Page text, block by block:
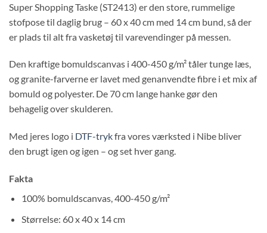
Super Shopping Taske (ST2413) er den store, rummelige
stofpose til daglig brug – 60 x 40 cm med 14 cm bund, så der
er plads til alt fra vasketøj til varevendinger på messen.
Den kraftige bomuldscanvas i 400-450 g/m² tåler tunge læs,
og granite-farverne er lavet med genanvendte fibre i et mix af
bomuld og polyester. De 70 cm lange hanke gør den
behagelig over skulderen.
Med jeres logo i DTF-trykfra vores værksted i Nibe bliver
den brugt igen og igen – og set hver gang.
Fakta
100% bomuldscanvas, 400-450 g/m²
Størrelse: 60 x 40 x 14 cm